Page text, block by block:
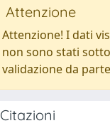
Attenzione
Attenzione! I dati
non sono stati
validazione da
Citazioni